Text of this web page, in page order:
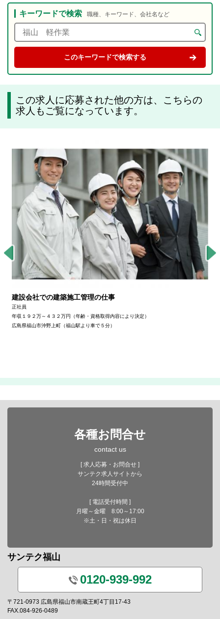
キーワードで検索 職種、キーワード、会社名など
この求人に応募された他の方は、こちらの
求人もご覧になっています。
建設会社での建築施工管理の仕事
正社員
年収１９２万～４３２万円（年齢・資格取得内容により決定）
広島県福山市沖野上町（福山駅より車で５分）
各種お問合せ
contact us
[ 求人応募・お問合せ ]
サンテク求人サイトから
24時間受付中
[ 電話受付時間 ]
月曜～金曜 8:00～17:00
※土・日・祝は休日
サンテク福山
0120-939-992
〒721-0973 広島県福山市南蔵王町4丁目17-43
FAX.084-926-0489